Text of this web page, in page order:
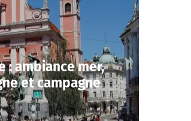
: ambiance mer,
et campagne